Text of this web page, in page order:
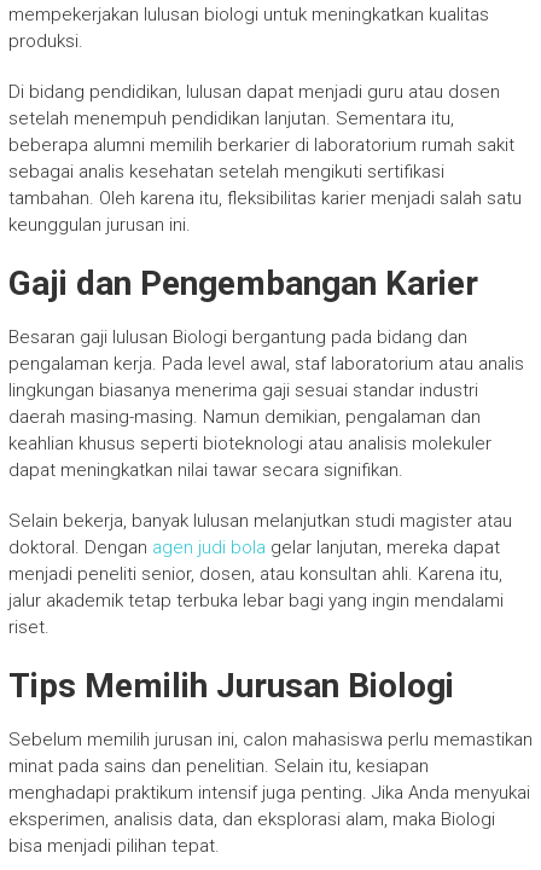
mempekerjakan lulusan biologi untuk meningkatkan kualitas
produksi.
Di bidang pendidikan, lulusan dapat menjadi guru atau dosen
setelah menempuh pendidikan lanjutan. Sementara itu,
beberapa alumni memilih berkarier di laboratorium rumah sakit
sebagai analis kesehatan setelah mengikuti sertifikasi
tambahan. Oleh karena itu, fleksibilitas karier menjadi salah satu
keunggulan jurusan ini.
Gaji dan Pengembangan Karier
Besaran gaji lulusan Biologi bergantung pada bidang dan
pengalaman kerja. Pada level awal, staf laboratorium atau analis
lingkungan biasanya menerima gaji sesuai standar industri
daerah masing-masing. Namun demikian, pengalaman dan
keahlian khusus seperti bioteknologi atau analisis molekuler
dapat meningkatkan nilai tawar secara signifikan.
Selain bekerja, banyak lulusan melanjutkan studi magister atau
doktoral. Dengan agen judi bola gelar lanjutan, mereka dapat
menjadi peneliti senior, dosen, atau konsultan ahli. Karena itu,
jalur akademik tetap terbuka lebar bagi yang ingin mendalami
riset.
Tips Memilih Jurusan Biologi
Sebelum memilih jurusan ini, calon mahasiswa perlu memastikan
minat pada sains dan penelitian. Selain itu, kesiapan
menghadapi praktikum intensif juga penting. Jika Anda menyukai
eksperimen, analisis data, dan eksplorasi alam, maka Biologi
bisa menjadi pilihan tepat.